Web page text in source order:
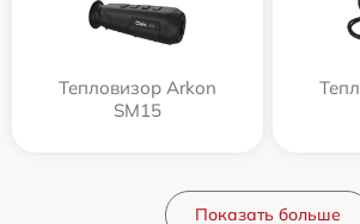
Тепловизор Arkon
SM15
Показать больше